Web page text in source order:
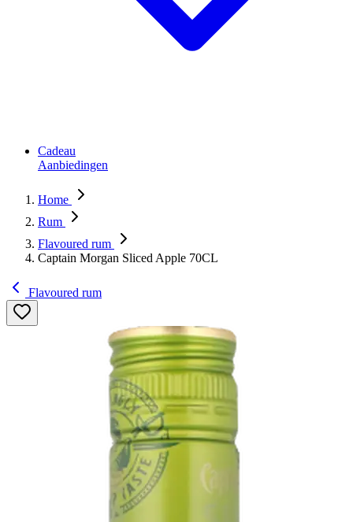
Cadeau
Aanbiedingen
Home
Rum
Flavoured rum
Captain Morgan Sliced Apple 70CL
Flavoured rum